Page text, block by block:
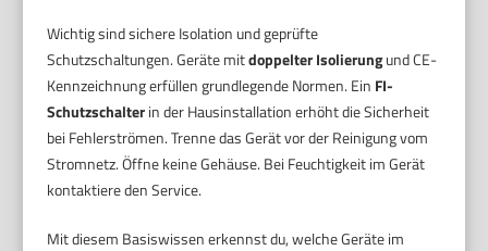
Wichtig sind sichere Isolation und geprüfte
Schutzschaltungen. Geräte mitdoppelter Isolierungund CE-
Kennzeichnung erfüllen grundlegende Normen. Ein FI-
Schutzschalterin der Hausinstallation erhöht die Sicherheit
bei Fehlerströmen. Trenne das Gerät vor der Reinigung vom
Stromnetz. Öffne keine Gehäuse. Bei Feuchtigkeit im Gerät
kontaktiere den Service.
Mit diesem Basiswissen erkennst du, welche Geräte im